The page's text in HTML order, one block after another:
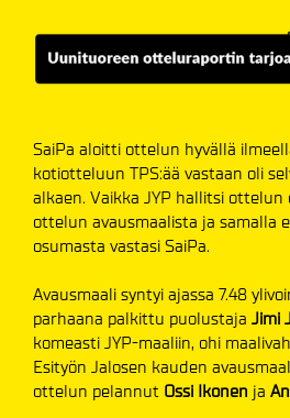
SaiPa aloitti ottelun hyvällä
kotiotteluun TPS:ää vastaan oli
alkaen. Vaikka JYP hallitsi ottelun
ottelun avausmaalista ja samalla
osumasta vastasi SaiPa.
Avausmaali syntyi ajassa 7.48
parhaana palkittu puolustaja Jimi
komeasti JYP-maaliin, ohi
Esityön Jalosen kauden
ottelun pelannut Ossi Ikonen ja